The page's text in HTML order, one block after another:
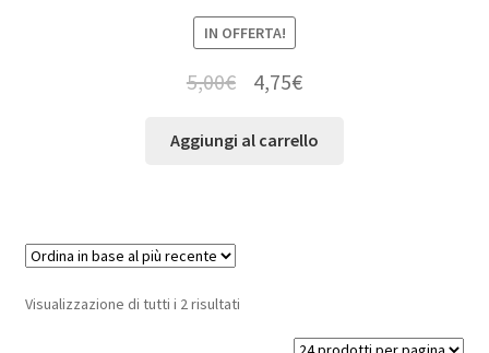
IN OFFERTA!
5,00€ 4,75€
Aggiungi al carrello
Visualizzazione di tutti i 2 risultati